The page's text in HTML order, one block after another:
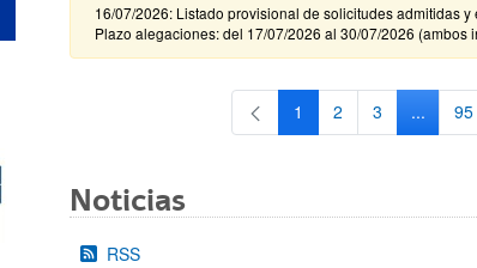
16/07/2026: Listado provisional de solicitudes admitidas
Plazo alegaciones: del 17/07/2026 al 30/07/2026 (ambos
Página
1 Página
2 Página
3 ... 95
Noticias
RSS